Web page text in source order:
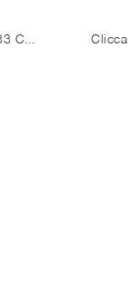
Con questa cameretta Arcadia AC033 Colombini Casa, tra le soluzioni a ponte, potrai progettare stanze classiche per ragazzi.